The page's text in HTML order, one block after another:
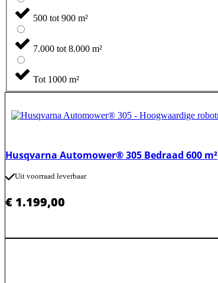
500 tot 900 m²
7.000 tot 8.000 m²
Tot 1000 m²
Husqvarna Automower® 305 Bedraad 600 m²
Uit voorraad leverbaar
€ 1.199,00